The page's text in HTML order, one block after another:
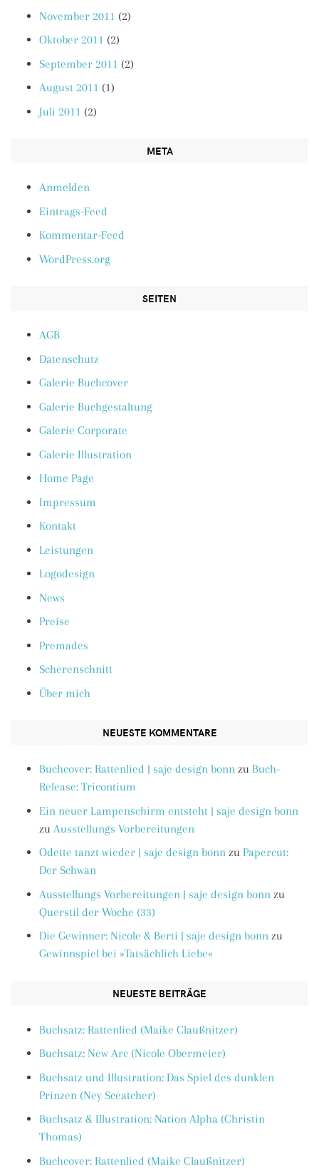
November 2011 (2)
Oktober 2011 (2)
September 2011 (2)
August 2011 (1)
Juli 2011 (2)
META
Anmelden
Eintrags-Feed
Kommentar-Feed
WordPress.org
SEITEN
AGB
Datenschutz
Galerie Buchcover
Galerie Buchgestaltung
Galerie Corporate
Galerie Illustration
Home Page
Impressum
Kontakt
Leistungen
Logodesign
News
Preise
Premades
Scherenschnitt
Über mich
NEUESTE KOMMENTARE
Buchcover: Rattenlied | saje design bonn zu Buch-
Release: Tricontium
Ein neuer Lampenschirm entsteht | saje design bonn
zu Ausstellungs Vorbereitungen
Odette tanzt wieder | saje design bonn zu Papercut:
Der Schwan
Ausstellungs Vorbereitungen | saje design bonn zu
Querstil der Woche (33)
Die Gewinner: Nicole & Berti | saje design bonn zu
Gewinnspiel bei »Tatsächlich Liebe«
NEUESTE BEITRÄGE
Buchsatz: Rattenlied (Maike Claußnitzer)
Buchsatz: New Arc (Nicole Obermeier)
Buchsatz und Illustration: Das Spiel des dunklen
Prinzen (Ney Sceatcher)
Buchsatz & Illustration: Nation Alpha (Christin
Thomas)
Buchcover: Rattenlied (Maike Claußnitzer)